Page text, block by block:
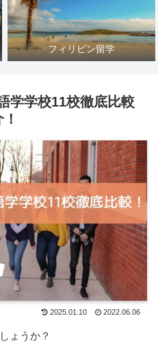
フィリピン留学
学学校11校徹底比較
2025.01.10 2022.06.06
ょうか？